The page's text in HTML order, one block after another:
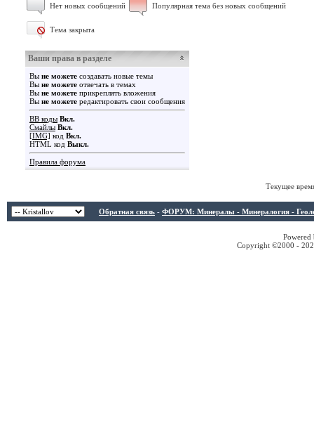
Нет новых сообщений Популярная тема без новых сообщений
Тема закрыта
Ваши права в разделе
Вы не можете создавать новые темы
Вы не можете отвечать в темах
Вы не можете прикреплять вложения
Вы не можете редактировать свои сообщения
BB коды Вкл.
Смайлы Вкл.
[IMG] код Вкл.
HTML код Выкл.
Правила форума
Текущее
Обратная связь - ФОРУМ: Минералы - Минералогия -
Copyright ©2000 -